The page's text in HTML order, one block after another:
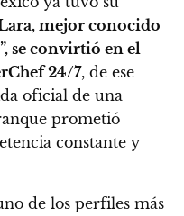
mejor conocido
se convirtió en el
24/7, de ese
oficial de una
prometió
constante y
de los perfiles más